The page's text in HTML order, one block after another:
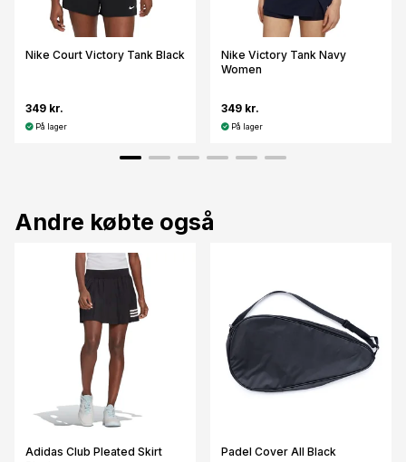
Nike Court Victory Tank Black
349 kr.
På lager
Nike Victory Tank Navy
Women
349 kr.
På lager
Andre købte også
Adidas Club Pleated Skirt
Padel Cover All Black